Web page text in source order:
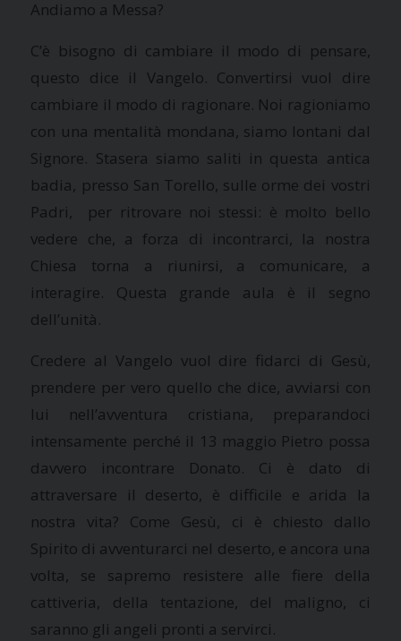
Andiamo a Messa?
C’è bisogno di cambiare il modo di pensare,
questo dice il Vangelo. Convertirsi vuol dire
cambiare il modo di ragionare. Noi ragioniamo
con una mentalità mondana, siamo lontani dal
Signore. Stasera siamo saliti in questa antica
badia, presso San Torello, sulle orme dei vostri
Padri, per ritrovare noi stessi: è molto bello
vedere che, a forza di incontrarci, la nostra
Chiesa torna a riunirsi, a comunicare, a
interagire. Questa grande aula è il segno
dell’unità.
Credere al Vangelo vuol dire fidarci di Gesù,
prendere per vero quello che dice, avviarsi con
lui nell’avventura cristiana, preparandoci
intensamente perché il 13 maggio Pietro possa
davvero incontrare Donato. Ci è dato di
attraversare il deserto, è difficile e arida la
nostra vita? Come Gesù, ci è chiesto dallo
Spirito di avventurarci nel deserto, e ancora una
volta, se sapremo resistere alle fiere della
cattiveria, della tentazione, del maligno, ci
saranno gli angeli pronti a servirci.